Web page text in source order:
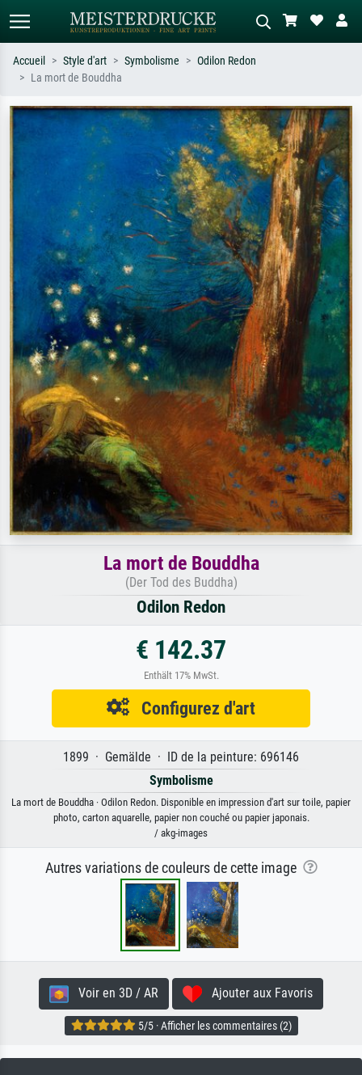
Recherchez par artiste, titre ou style –
ex. Monet, Nuit étoilée,
impressionnisme, vague de Hokusai,
nu.
Décrivez la scène – ex. prairie verte,
abstrait avec beaucoup de rouge,
tableau sombre, nu debout près d'un
arbre.
Accueil Style d'art Symbolisme
Odilon Redon
La mort de Bouddha
La mort de Bouddha
(Der Tod des Buddha)
Odilon Redon
€ 142.37
Enthält 17% MwSt.
Configurez d'art
1899 · Gemälde · ID de la peinture: 696146
Symbolisme
La mort de Bouddha · Odilon Redon. Disponible en impression d'art sur toile, papier
photo, carton aquarelle, papier non couché ou papier japonais.
/ akg-images
Autres variations de couleurs de cette image
Voir en 3D / AR Ajouter aux Favoris
5/5 · Afficher les commentaires (2)